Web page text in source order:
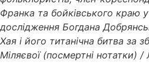
Франка та бойківського краю
дослідження Богдана
Хая і його титанічна битва за
Міляєвої (посмертні нотатки)